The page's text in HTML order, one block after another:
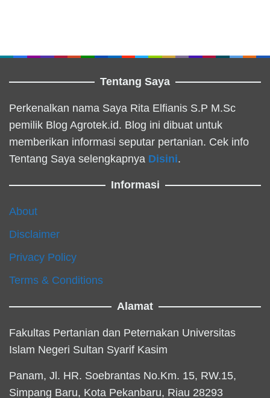
Tentang Saya
Perkenalkan nama Saya Rita Elfianis S.P M.Sc
pemilik Blog Agrotek.id. Blog ini dibuat untuk
memberikan informasi seputar pertanian. Cek info
Tentang Saya selengkapnya Disini.
Informasi
About
Disclaimer
Privacy Policy
Terms & Conditions
Alamat
Fakultas Pertanian dan Peternakan Universitas
Islam Negeri Sultan Syarif Kasim
Panam, Jl. HR. Soebrantas No.Km. 15, RW.15,
Simpang Baru, Kota Pekanbaru, Riau 28293